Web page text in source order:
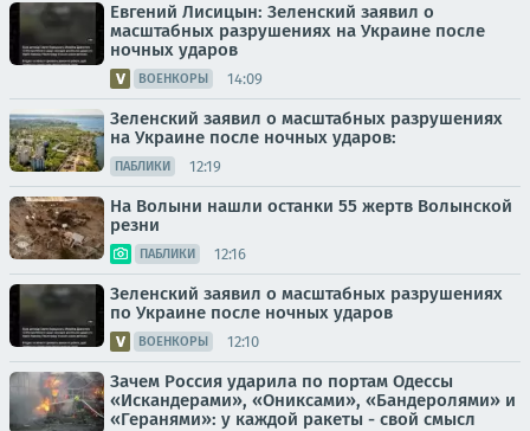
Евгений Лисицын: Зеленский заявил о
масштабных разрушениях на Украине после
ночных ударов
ВОЕНКОРЫ 14:09
Зеленский заявил о масштабных разрушениях
на Украине после ночных ударов:
ПАБЛИКИ 12:19
На Волыни нашли останки 55 жертв Волынской
резни
ПАБЛИКИ 12:16
Зеленский заявил о масштабных разрушениях
по Украине после ночных ударов
ВОЕНКОРЫ 12:10
Зачем Россия ударила по портам Одессы
«Искандерами», «Ониксами», «Бандеролями» и
«Геранями»: у каждой ракеты - свой смысл